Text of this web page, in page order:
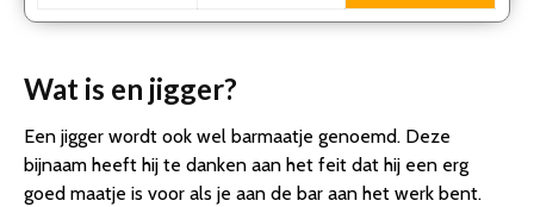
Wat is en jigger?
Een jigger wordt ook wel barmaatje genoemd. Deze
bijnaam heeft hij te danken aan het feit dat hij een erg
goed maatje is voor als je aan de bar aan het werk bent.